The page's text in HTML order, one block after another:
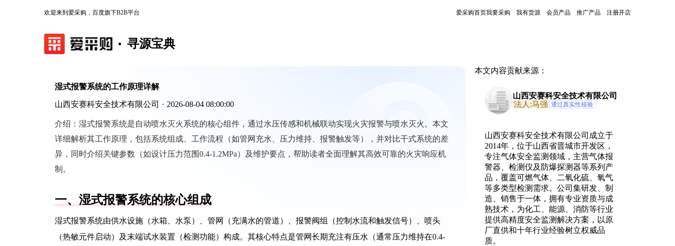
欢迎来到爱采购，百度旗下B2B平台 爱采购首页我要采购 我有货源 会员产品 推广产品 注册开店
寻源宝典
湿式报警系统的工作原理详解
山西安赛科安全技术有限公司 · 2026-08-04 08:00:00
介绍： 湿式报警系统是自动喷水灭火系统的核心组件，通过水压传感和机械联动实现火灾报警与喷水灭火。本文
详细解析其工作原理，包括系统组成、工作流程（如管网充水、压力维持、报警触发等），并对比干式系统的差
异，同时介绍关键参数（如设计压力范围0.4-1.2MPa）及维护要点，帮助读者全面理解其高效可靠的火灾响应机
制。
一、湿式报警系统的核心组成
湿式报警系统由供水设施（水箱、水泵）、管网（充满水的管道）、报警阀组（控制水流和触发信号）、喷头
（热敏元件启动）及末端试水装置（检测功能）构成。其核心特点是管网长期充注有压水（通常压力维持在0.4-
本文内容贡献来源：
山西安赛科安全技术有限公司
法人:马强 通过真实性核验
山西安赛科安全技术有限公司成立于
2014年，位于山西省晋城市开发区，
专注气体安全监测领域，主营气体报
警器、检测仪及防爆探测器等系列产
品，覆盖可燃气体、二氧化硫、氧气
等多类型检测需求。公司集研发、制
造、销售于一体，拥有专业资质与成
熟技术，为化工、能源、消防等行业
提供高精度安全监测解决方案，以原
厂直供和十年行业经验树立权威品
质。